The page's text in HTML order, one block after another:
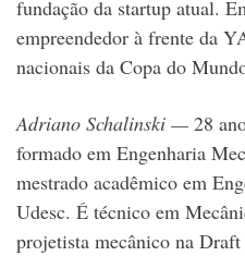
fundação da startup atual.
empreendedor à frente da
nacionais da Copa do
Adriano Schalinski — 28
formado em Engenharia
mestrado acadêmico em
Udesc. É técnico em
projetista mecânico na